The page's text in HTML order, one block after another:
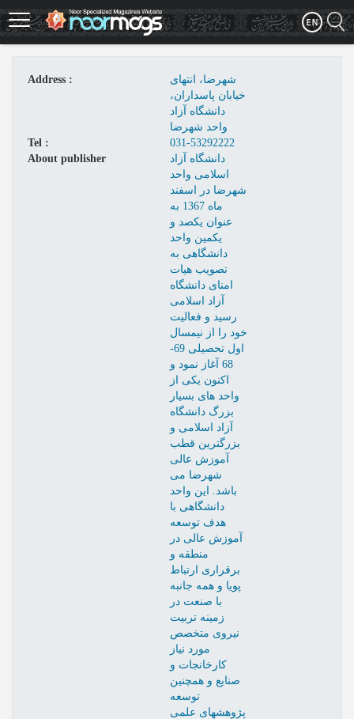
Skip
to
main
Address :
شهرضا، انتهای
خیابان پاسداران،
دانشگاه آزاد
واحد شهرضا
Tel :
031-53292222
About publisher
دانشگاه آزاد
اسلامی واحد
شهرضا در اسفند
ماه 1367 به
عنوان یکصد و
یکمین واحد
دانشگاهی به
تصویب هیات
امنای دانشگاه
آزاد اسلامی
رسید و فعالیت
خود را از نیمسال
اول تحصیلی 69-
68 آغاز نمود و
اکنون یکی از
واحد های بسیار
بزرگ دانشگاه
آزاد اسلامی و
بزرگترین قطب
آموزش عالی
شهرضا می
باشد. این واحد
دانشگاهی با
هدف توسعه
آموزش عالی در
منطقه و
برقراری ارتباط
پویا و همه جانبه
با صنعت در
زمینه تربیت
نیروی متخصص
مورد نیاز
کارخانجات و
صنایع و همچنین
توسعه
پژوهشهای علمی